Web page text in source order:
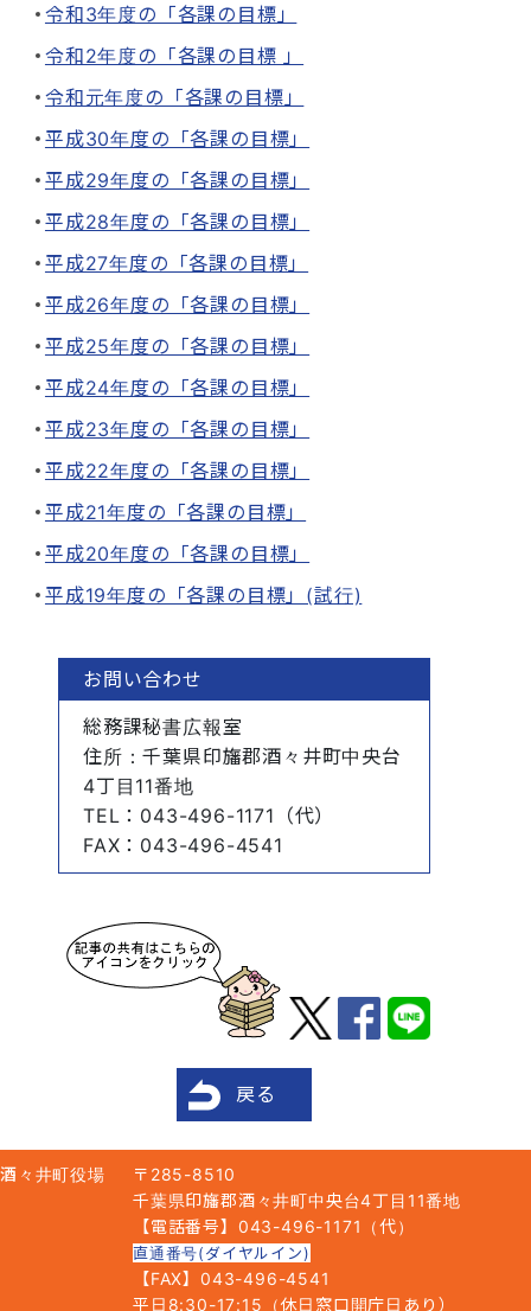
令和3年度の「各課の目標」
令和2年度の「各課の目標 」
令和元年度の「各課の目標」
平成30年度の「各課の目標」
平成29年度の「各課の目標」
平成28年度の「各課の目標」
平成27年度の「各課の目標」
平成26年度の「各課の目標」
平成25年度の「各課の目標」
平成24年度の「各課の目標」
平成23年度の「各課の目標」
平成22年度の「各課の目標」
平成21年度の「各課の目標」
平成20年度の「各課の目標」
平成19年度の「各課の目標」(試行)
お問い合わせ
総務課秘書広報室
住所 ：千葉県印旛郡酒々井町中央台
4丁目11番地
TEL ：043-496-1171（代）
FAX ：043-496-4541
戻る
酒々井町役場
〒285-8510
千葉県印旛郡酒々井町中央台4丁目11番地
【電話番号】043-496-1171（代）
直通番号(ダイヤルイン)
【FAX】043-496-4541
平日8:30-17:15（休日窓口開庁日あり）